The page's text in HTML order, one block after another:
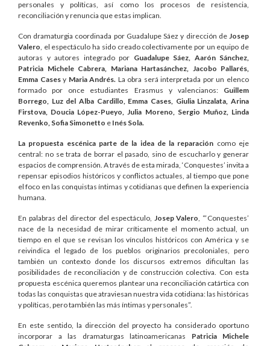
personales y políticas, así como los procesos de resistencia,
reconciliación y renuncia que estas implican.
Con dramaturgia coordinada por Guadalupe Sáez y dirección de Josep
Valero, el espectáculo ha sido creado colectivamente por un equipo de
autoras y autores integrado por Guadalupe Sáez, Aarón Sánchez,
Patricia Michele Cabrera, Mariana Hartasánchez, Jacobo Pallarés,
Emma Casesy Maria Andrés. La obra será interpretada por un elenco
formado por once estudiantes Erasmus y valencianos: Guillem
Borrego, Luz del Alba Cardillo, Emma Cases, Giulia Linzalata, Arina
Firstova, Doucia López-Pueyo, Julia Moreno, Sergio Muñoz, Linda
Revenko, Sofia Simonetto e Inés Sola.
La propuesta escénica parte de la idea de la reparación como eje
central: no se trata de borrar el pasado, sino de escucharlo y generar
espacios de comprensión. A través de esta mirada, ‘Conquestes’ invita a
repensar episodios históricos y conflictos actuales, al tiempo que pone
el foco en las conquistas íntimas y cotidianas que definen la experiencia
humana.
En palabras del director del espectáculo, Josep Valero, “‘Conquestes’
nace de la necesidad de mirar críticamente el momento actual, un
tiempo en el que se revisan los vínculos históricos con América y se
reivindica el legado de los pueblos originarios precoloniales, pero
también un contexto donde los discursos extremos dificultan las
posibilidades de reconciliación y de construcción colectiva. Con esta
propuesta escénica queremos plantear una reconciliación catártica con
todas las conquistas que atraviesan nuestra vida cotidiana: las históricas
y políticas, pero también las más íntimas y personales”.
En este sentido, la dirección del proyecto ha considerado oportuno
incorporar a las dramaturgas latinoamericanas Patricia Michele